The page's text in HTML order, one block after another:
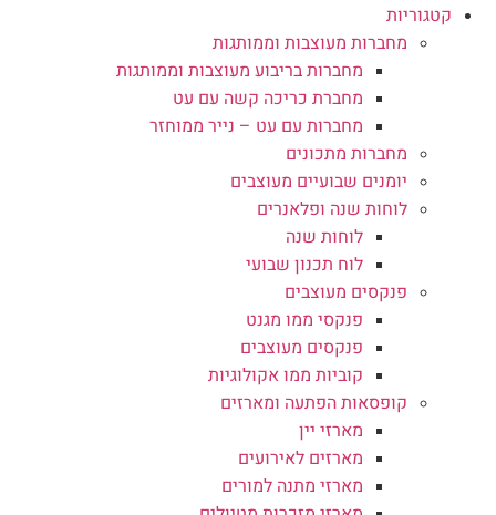
קטגוריות
מחברות מעוצבות וממותגות
מחברות בריבוע מעוצבות וממותגות
מחברת כריכה קשה עם עט
מחברות עם עט – נייר ממוחזר
מחברות מתכונים
יומנים שבועיים מעוצבים
לוחות שנה ופלאנרים
לוחות שנה
לוח תכנון שבועי
פנקסים מעוצבים
פנקסי ממו מגנט
פנקסים מעוצבים
קוביות ממו אקולוגיות
קופסאות הפתעה ומארזים
מארזי יין
מארזים לאירועים
מארזי מתנה למורים